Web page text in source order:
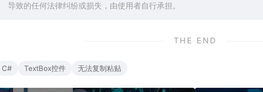
导致的任何法律纠纷或损失，由使用者自行承担。
THE END
C# TextBox控件 无法复制粘贴